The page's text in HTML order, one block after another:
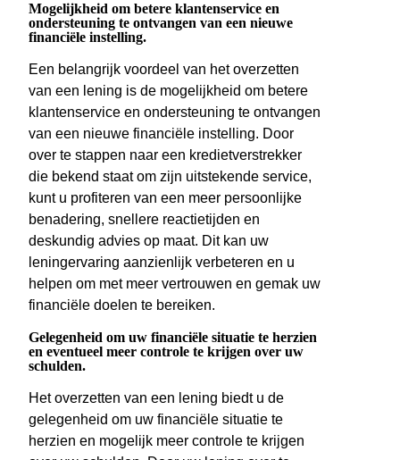
Mogelijkheid om betere klantenservice en
ondersteuning te ontvangen van een nieuwe
financiële instelling.
Een belangrijk voordeel van het overzetten
van een lening is de mogelijkheid om betere
klantenservice en ondersteuning te ontvangen
van een nieuwe financiële instelling. Door
over te stappen naar een kredietverstrekker
die bekend staat om zijn uitstekende service,
kunt u profiteren van een meer persoonlijke
benadering, snellere reactietijden en
deskundig advies op maat. Dit kan uw
leningervaring aanzienlijk verbeteren en u
helpen om met meer vertrouwen en gemak uw
financiële doelen te bereiken.
Gelegenheid om uw financiële situatie te herzien
en eventueel meer controle te krijgen over uw
schulden.
Het overzetten van een lening biedt u de
gelegenheid om uw financiële situatie te
herzien en mogelijk meer controle te krijgen